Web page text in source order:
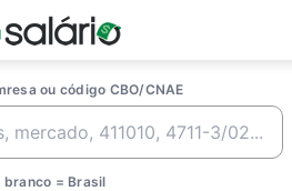
ou código CBO/CNAE
branco = Brasil